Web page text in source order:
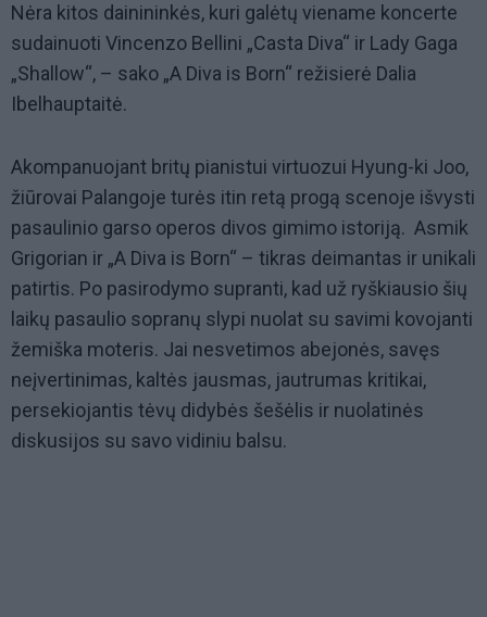
Nėra kitos dainininkės, kuri galėtų viename koncerte
sudainuoti Vincenzo Bellini „Casta Diva“ ir Lady Gaga
„Shallow“, – sako „A Diva is Born“ režisierė Dalia
Ibelhauptaitė.
Akompanuojant britų pianistui virtuozui Hyung-ki Joo,
žiūrovai Palangoje turės itin retą progą scenoje išvysti
pasaulinio garso operos divos gimimo istoriją. Asmik
Grigorian ir „A Diva is Born“ – tikras deimantas ir unikali
patirtis. Po pasirodymo supranti, kad už ryškiausio šių
laikų pasaulio sopranų slypi nuolat su savimi kovojanti
žemiška moteris. Jai nesvetimos abejonės, savęs
neįvertinimas, kaltės jausmas, jautrumas kritikai,
persekiojantis tėvų didybės šešėlis ir nuolatinės
diskusijos su savo vidiniu balsu.